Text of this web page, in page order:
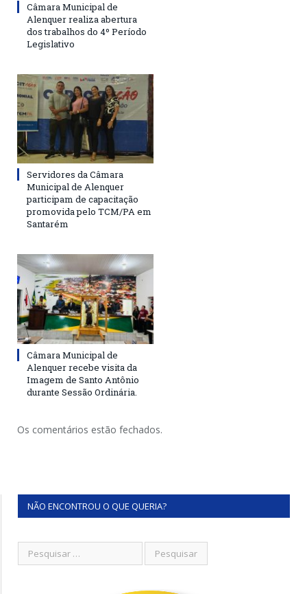
Câmara Municipal de
Alenquer realiza abertura
dos trabalhos do 4º Período
Legislativo
Servidores da Câmara
Municipal de Alenquer
participam de capacitação
promovida pelo TCM/PA em
Santarém
Câmara Municipal de
Alenquer recebe visita da
Imagem de Santo Antônio
durante Sessão Ordinária.
Os comentários estão fechados.
NÃO ENCONTROU O QUE QUERIA?